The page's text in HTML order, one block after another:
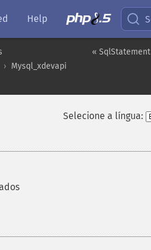
Help
«
Mysql_xdevapi
Selecione a língua: